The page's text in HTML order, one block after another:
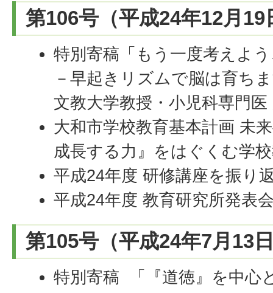
第106号（平成24年12月19
特別寄稿「もう一度考えよ
－早起きリズムで脳は育ち
文教大学教授・小児科専門
大和市学校教育基本計画 未
成長する力』をはぐくむ学
平成24年度 研修講座を振り
平成24年度 教育研究所発表
第105号（平成24年7月13
特別寄稿 「『道徳』を中心